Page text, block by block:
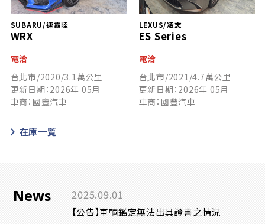
SUBARU/速霸陸
WRX
電洽
台北市/2020/3.1萬公里
更新日期：2026年 05月
車商：國豐汽車
LEXUS/凌志
ES Series
電洽
台北市/2021/4.7萬公里
更新日期：2026年 05月
車商：國豐汽車
在庫一覧
News 2025.09.01
【公告】車輛鑑定無法出具證書之情況